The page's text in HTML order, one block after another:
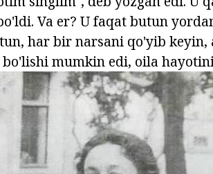
Va er? U faqat butun
har bir narsani qo'yib keyin,
mumkin edi, oila